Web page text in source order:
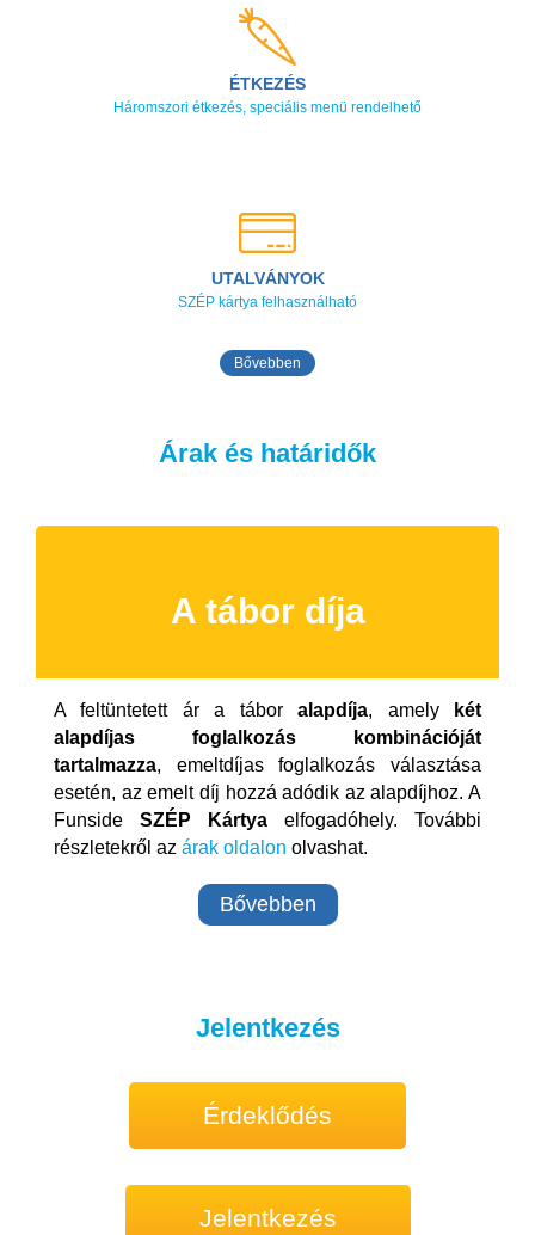
ÉTKEZÉS
Háromszori étkezés, speciális menü rendelhető
UTALVÁNYOK
SZÉP kártya felhasználható
Bővebben
Árak és határidők
A tábor díja
A feltüntetett ár a táboralapdíja, amely
két
alapdíjas foglalkozás kombinációját
tartalmazza, emeltdíjas foglalkozás választása
esetén, az emelt díj hozzá adódik az alapdíjhoz. A
Funside SZÉP Kártya elfogadóhely. További
részletekről az árak oldalon olvashat.
Bővebben
Jelentkezés
Érdeklődés
Jelentkezés